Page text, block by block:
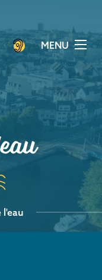
MENU
l'eau